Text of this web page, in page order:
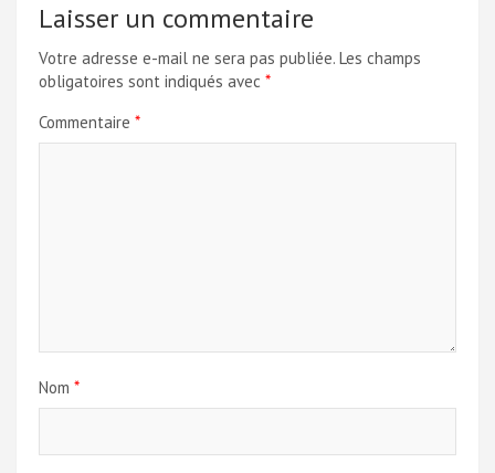
Laisser un commentaire
Votre adresse e-mail ne sera pas publiée. Les champs
obligatoires sont indiqués avec *
Commentaire *
Nom *